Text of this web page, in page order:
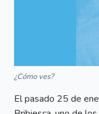
¿Cómo ves?
El pasado 25 de